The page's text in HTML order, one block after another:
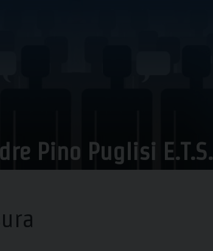
Pino Puglisi E.T.S.